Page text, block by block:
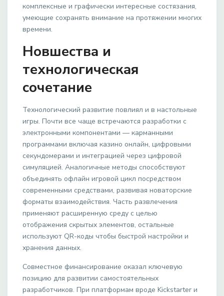
комплексные и графически интересные состязания,
умеющие сохранять внимание на протяжении многих
времени.
Новшества и
технологическая
сочетание
Технологический развитие повлиял и в настольные
игры. Почти все чаще встречаются разработки с
электронными компонентами — карманными
программами включая казино онлайн, цифровыми
секундомерами и интеграцией через цифровой
симуляцией. Аналогичные методы способствуют
объединять офлайн игровой цикл посредством
современными средствами, развивая новаторские
форматы взаимодействия. Часть развлечения
применяют расширенную среду с целью
отображения скрытых элементов, остальные
используют QR-коды чтобы быстрой настройки и
хранения данных.
Совместное финансирование оказал ключевую
позицию для развитии самостоятельных
разработчиков. При платформам вроде Kickstarter и